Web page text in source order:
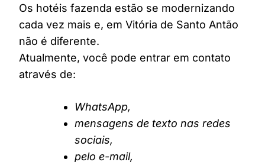
Os hotéis fazenda estão se modernizando
cada vez mais e, em Vitória de Santo Antão
não é diferente.
Atualmente, você pode entrar em contato
através de:
WhatsApp,
mensagens de texto nas redes
sociais,
pelo e-mail,